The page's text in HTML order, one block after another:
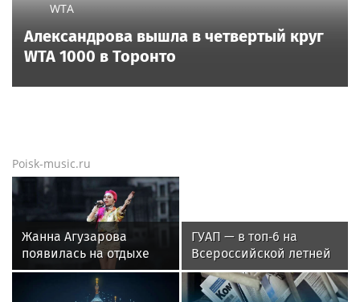
WTA
Александрова вышла в четвертый круг
WTA 1000 в Торонто
Poisk-music.ru
Жанна Агузарова
появилась на отдыхе
с 22-летним
фотографом
ГУАП — в топ‑6 на
Всероссийской летней
Универсиаде по
спортивному